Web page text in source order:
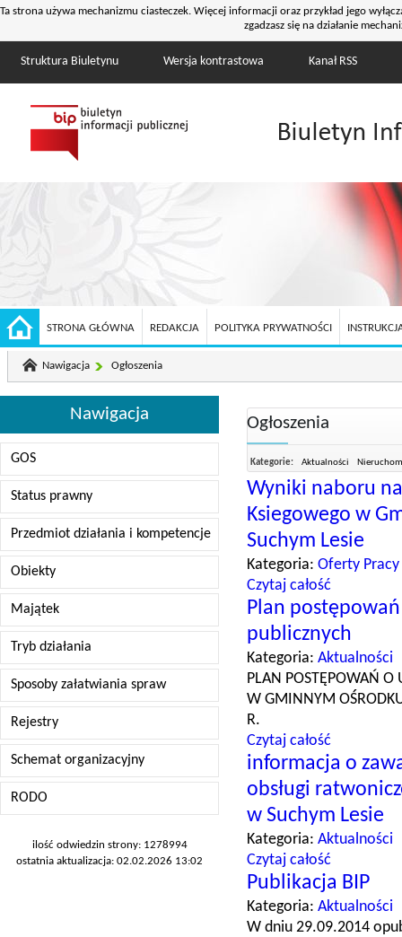
Ta strona używa mechanizmu ciasteczek. Więcej informacji oraz przykład jego
zgadzasz się na działanie
Struktura Biuletynu Wersja kontrastowa Kanał RSS
STRONA GŁÓWNA REDAKCJA POLITYKA PRYWATNOŚCI
Nawigacja Ogłoszenia
Nawigacja
GOS
Status prawny
Przedmiot działania i kompetencje
Obiekty
Majątek
Tryb działania
Sposoby załatwiania spraw
Rejestry
Schemat organizacyjny
RODO
ilość odwiedzin strony: 1278994
ostatnia aktualizacja: 02.02.2026 13:02
Ogłoszenia
Kategorie: Aktualności
Wyniki naboru
Ksiegowego w
Suchym Lesie
Kategoria: Oferty Pracy
Czytaj całość
Plan
publicznych
Kategoria: Aktualności
PLAN POSTĘPOWAŃ
W GMINNYM
R.
Czytaj całość
informacja o
obsługi
w Suchym Lesie
Kategoria: Aktualności
Czytaj całość
Publikacja BIP
Kategoria: Aktualności
W dniu 29.09.2014